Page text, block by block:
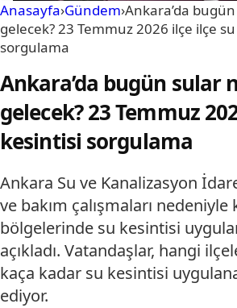
Anasayfa›Gündem›Ankara’da
gelecek? 23 Temmuz 2026 ilçe ilçe
sorgulama
Ankara’da bugün sular
gelecek? 23 Temmuz
kesintisi sorgulama
Ankara Su ve Kanalizasyon
ve bakım çalışmaları
bölgelerinde su kesintisi
açıkladı. Vatandaşlar, hangi
kaça kadar su kesintisi
ediyor.